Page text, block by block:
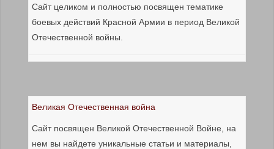
Сайт целиком и полностью посвящен тематике
боевых действий Красной Армии в период Великой
Отечественной войны.
Великая Отечественная война
Сайт посвящен Великой Отечественной Войне, на
нем вы найдете уникальные статьи и материалы,